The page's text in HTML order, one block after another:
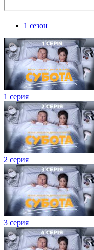
1 сезон
1 серия
2 серия
3 серия